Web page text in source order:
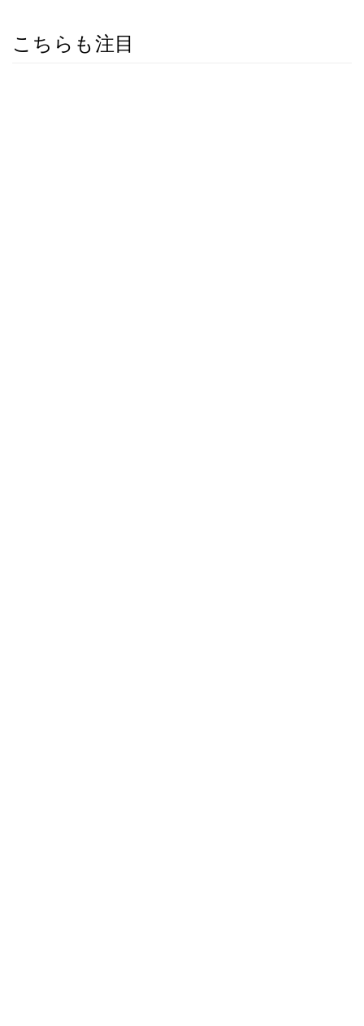
こちらも注目